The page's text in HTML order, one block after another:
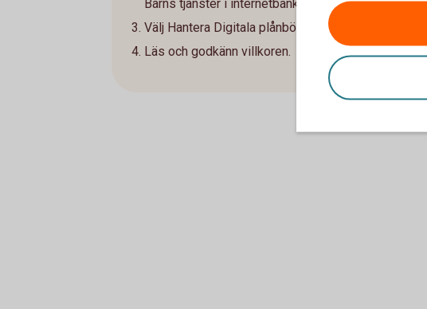
Barns tjänster i internetbanken.
Välj Hantera Digitala plånböcker och gå igenom
Läs och godkänn villkoren.